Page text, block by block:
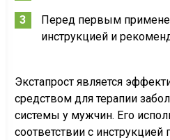
Перед первым
инструкцией и
Экстапрост является
средством для терапии
системы у мужчин. Его
соответствии с инструкцией